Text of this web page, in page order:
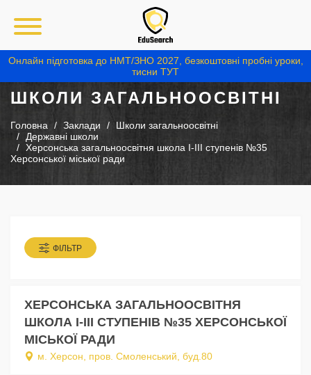
Онлайн підготовка до НМТ/ЗНО 2027, безкоштовні пробні уроки,
тисни ТУТ
ШКОЛИ ЗАГАЛЬНООСВІТНІ
Головна Заклади
Школи загальноосвітні
Державні школи
Херсонська загальноосвітня школа I-III ступенів №35
Херсонської міської ради
ФІЛЬТР
ХЕРСОНСЬКА ЗАГАЛЬНООСВІТНЯ
ШКОЛА I-III СТУПЕНІВ №35 ХЕРСОНСЬКОЇ
МІСЬКОЇ РАДИ
м. Херсон, пров. Смоленський, буд.80